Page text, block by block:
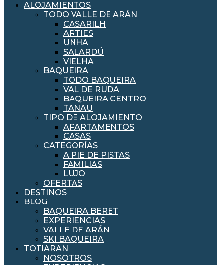
ALOJAMIENTOS
TODO VALLE DE ARÁN
CASARILH
ARTIES
UNHA
SALARDÚ
VIELHA
BAQUEIRA
TODO BAQUEIRA
VAL DE RUDA
BAQUEIRA CENTRO
TANAU
TIPO DE ALOJAMIENTO
APARTAMENTOS
CASAS
CATEGORÍAS
A PIE DE PISTAS
FAMILIAS
LUJO
OFERTAS
DESTINOS
BLOG
BAQUEIRA BERET
EXPERIENCIAS
VALLE DE ARÁN
SKI BAQUEIRA
TOTIARAN
NOSOTROS